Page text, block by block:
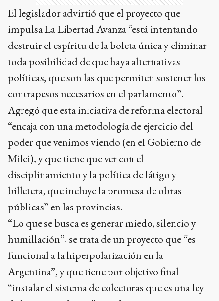
El legislador advirtió que el proyecto que
impulsa La Libertad Avanza “está intentando
destruir el espíritu de la boleta única y eliminar
toda posibilidad de que haya alternativas
políticas, que son las que permiten sostener los
contrapesos necesarios en el parlamento”.
Agregó que esta iniciativa de reforma electoral
“encaja con una metodología de ejercicio del
poder que venimos viendo (en el Gobierno de
Milei), y que tiene que ver con el
disciplinamiento y la política de látigo y
billetera, que incluye la promesa de obras
públicas” en las provincias.
“Lo que se busca es generar miedo, silencio y
humillación”, se trata de un proyecto que “es
funcional a la hiperpolarización en la
Argentina”, y que tiene por objetivo final
“instalar el sistema de colectoras que es una ley